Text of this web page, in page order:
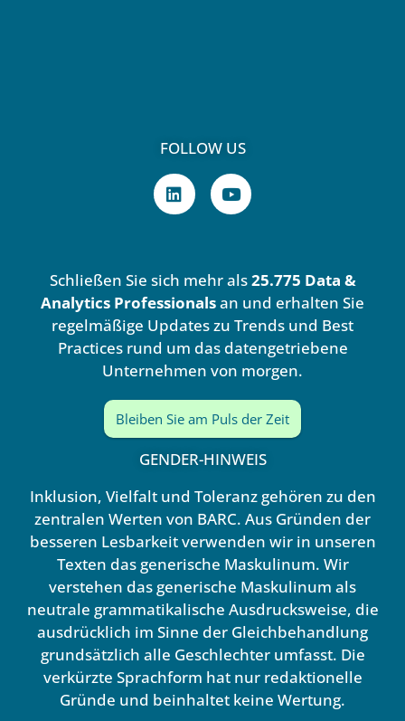
FOLLOW US
L
i
n
i
n
Y
o
u
e
Schließen Sie sich mehr als25.775 Data &
Analytics Professionalsan und erhalten Sie
regelmäßige Updates zu Trends und Best
Practices rund um das datengetriebene
Unternehmen von morgen.
Bleiben Sie am Puls der Zeit
GENDER-HINWEIS
Inklusion, Vielfalt und Toleranz gehören zu den
zentralen Werten von BARC. Aus Gründen der
besseren Lesbarkeit verwenden wir in unseren
Texten das generische Maskulinum. Wir
verstehen das generische Maskulinum als
neutrale grammatikalische Ausdrucksweise, die
ausdrücklich im Sinne der Gleichbehandlung
grundsätzlich alle Geschlechter umfasst. Die
verkürzte Sprachform hat nur redaktionelle
Gründe und beinhaltet keine Wertung.